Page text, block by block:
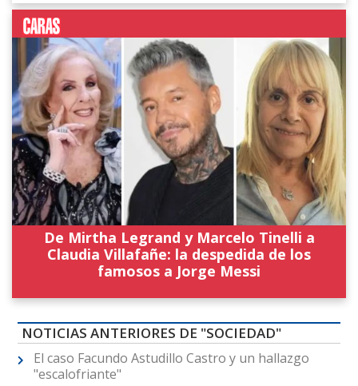
De Mirtha Legrand y Marcelo Tinelli a
Claudia Villafañe: la despedida de los
famosos a Jorge Messi
NOTICIAS ANTERIORES DE "SOCIEDAD"
El caso Facundo Astudillo Castro y un hallazgo
"escalofriante"